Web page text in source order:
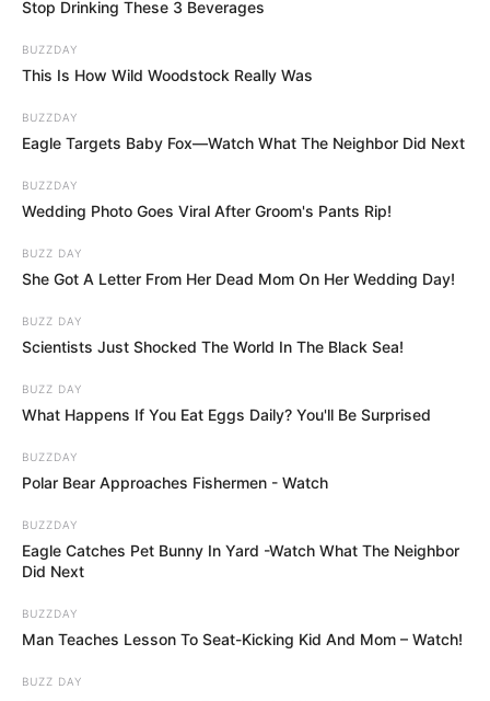
A 14. havi nyugdíj bevezetése egyelőre csak egy
javaslat, és a kormány még nem hozta meg a végső
döntést. Azonban a változtatás lehetősége azt
mutatja, hogy a kormány komolyan foglalkozik a
nyugdíjasok problémáival, és törekszik arra, hogy a
jövőben javítsa életminőségüket. A döntés
függ, és a jövőben biztosan lesznek még további
a nyugdíjasok számára jelentene segítséget, hanem
hosszú távon a gazdaság stabilitására is kedvező
hatással lenne. Az elkövetkező időszakokban
biztosan még sokat fogunk hallani erről a kérdésről,
és érdemes figyelemmel kísérni a kormány
döntéseit, hogy miként alakulnak a jövőbeli
juttatások.
Stop Drinking These 3 Beverages
BUZZDAY
This Is How Wild Woodstock Really Was
BUZZDAY
Eagle Targets Baby Fox—Watch What The Neighbor Did Next
BUZZDAY
Wedding Photo Goes Viral After Groom's Pants Rip!
BUZZ DAY
She Got A Letter From Her Dead Mom On Her Wedding Day!
BUZZ DAY
Scientists Just Shocked The World In The Black Sea!
BUZZ DAY
What Happens If You Eat Eggs Daily? You'll Be Surprised
BUZZDAY
Polar Bear Approaches Fishermen - Watch
BUZZDAY
Eagle Catches Pet Bunny In Yard -Watch What The Neighbor
Did Next
BUZZDAY
Man Teaches Lesson To Seat-Kicking Kid And Mom – Watch!
BUZZ DAY